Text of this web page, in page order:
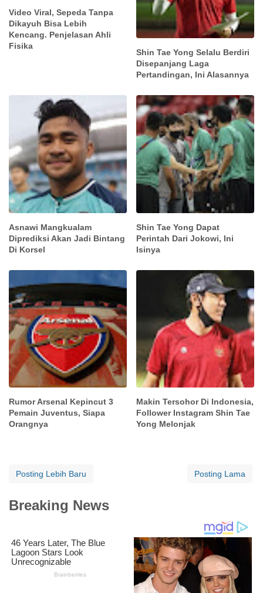
Video Viral, Sepeda Tanpa
Dikayuh Bisa Lebih
Kencang. Penjelasan Ahli
Fisika
Shin Tae Yong Selalu Berdiri
Disepanjang Laga
Pertandingan, Ini Alasannya
Asnawi Mangkualam
Diprediksi Akan Jadi Bintang
Di Korsel
Shin Tae Yong Dapat
Perintah Dari Jokowi, Ini
Isinya
Rumor Arsenal Kepincut 3
Pemain Juventus, Siapa
Orangnya
Makin Tersohor Di Indonesia,
Follower Instagram Shin Tae
Yong Melonjak
Posting Lebih Baru Posting Lama
Breaking News